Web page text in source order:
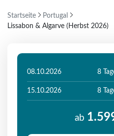
Startseite
Portugal
Lissabon & Algarve (Herbst 2026)
08.10.2026 8
15.10.2026 8
ab